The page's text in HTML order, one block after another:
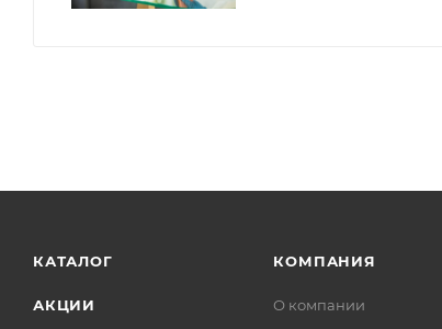
КАТАЛОГ
АКЦИИ
КОМПАНИЯ
О компании